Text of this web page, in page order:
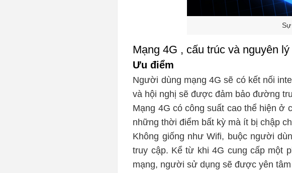
Mạng 4G , cấu trúc và nguyên
Ưu điểm
Người dùng mạng 4G sẽ có kết nối
và hội nghị sẽ được đảm bảo đường
Mạng 4G có công suất cao thể hiện ở
những thời điểm bất kỳ mà ít bị chập
Không giống như Wifi, buộc người
truy cập. Kể từ khi 4G cung cấp một
mạng, người sử dụng sẽ được yên